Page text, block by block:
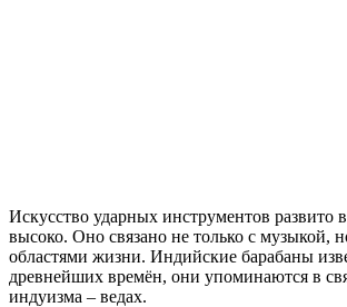
Искусство ударных инструментов развито
высоко. Оно связано не только с музыкой,
областями жизни. Индийские барабаны
древнейших времён, они упоминаются в
индуизма – ведах.